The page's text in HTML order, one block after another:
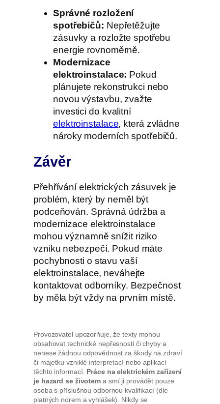
Správné rozložení
spotřebičů: Nepřetěžujte
zásuvky a rozložte spotřebu
energie rovnoměrně.
Modernizace
elektroinstalace: Pokud
plánujete rekonstrukci nebo
novou výstavbu, zvažte
investici do kvalitní
elektroinstalace, která zvládne
nároky moderních spotřebičů.
Závěr
Přehřívání elektrických zásuvek je
problém, který by neměl být
podceňován. Správná údržba a
modernizace elektroinstalace
mohou významně snížit riziko
vzniku nebezpečí. Pokud máte
pochybnosti o stavu vaší
elektroinstalace, neváhejte
kontaktovat odborníky. Bezpečnost
by měla být vždy na prvním místě.
Provozovatel upozorňuje, že texty mohou
obsahovat technické nepřesnosti či chyby a
nenese žádnou odpovědnost za škody na zdraví
či majetku vzniklé interpretací nebo aplikací
těchto informací. Práce na elektrickém zařízení
je hazard se životem a smí ji provádět pouze
osoba s příslušnou odbornou kvalifikací (dle
platných norem a vyhlášek). Nikdy se